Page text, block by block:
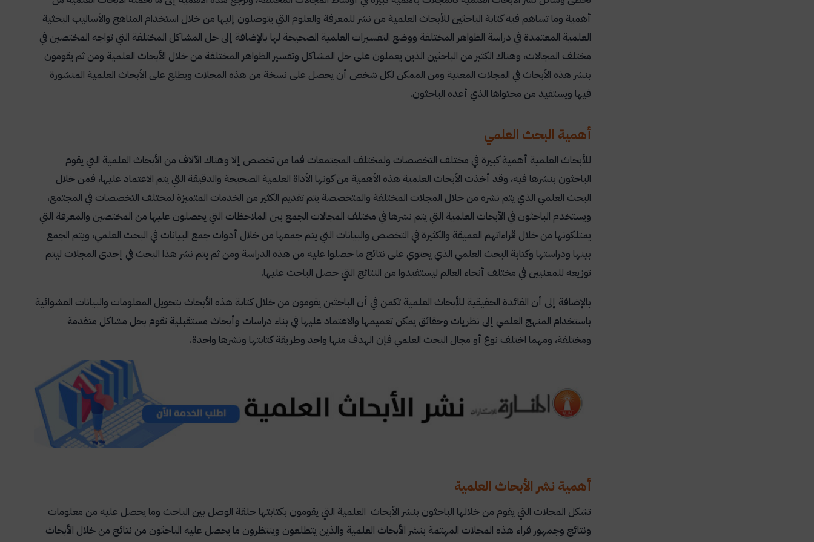
أهمية وما تساهم فيه كتابة الباحثين للأبحاث العلمية من نشر للمعرفة والعلوم التي يتوصلون إليها من خلال استخدام المناهج والأساليب البحثية
العلمية المعتمدة في دراسة الظواهر المختلفة ووضع التفسيرات العلمية الصحيحة لها بالإضافة إلى حل المشاكل المختلفة التي تواجه المختصين في
مختلف المجالات، وهناك الكثير من الباحثين الذين يعملون على حل المشاكل وتفسير الظواهر المختلفة من خلال الأبحاث العلمية ومن ثم يقومون
بنشر هذه الأبحاث في المجلات المعنية ومن الممكن لكل شخص أن يحصل على نسخة من هذه المجلات ويطلع على الأبحاث العلمية المنشورة
فيها ويستفيد من محتواها الذي أعده الباحثون.
أهمية البحث العلمي
للأبحاث العلمية أهمية كبيرة في مختلف التخصصات ولمختلف المجتمعات فما من تخصص إلا وهناك الآلاف من الأبحاث العلمية التي يقوم
الباحثون بنشرها فيه، وقد أخذت الأبحاث العلمية هذه الأهمية من كونها الأداة العلمية الصحيحة والدقيقة التي يتم الاعتماد عليها، فمن خلال
البحث العلمي الذي يتم نشره من خلال المجلات المختلفة والمتخصصة يتم تقديم الكثير من الخدمات المتميزة لمختلف التخصصات في المجتمع،
ويستخدم الباحثون في الأبحاث العلمية التي يتم نشرها في مختلف المجالات الجمع بين الملاحظات التي يحصلون عليها من المختصين والمعرفة التي
يمتلكونها من خلال قراءاتهم العميقة والكثيرة في التخصص والبيانات التي يتم جمعها من خلال أدوات جمع البيانات في البحث العلمي، ويتم الجمع
بينها ودراستها وكتابة البحث العلمي الذي يحتوي على نتائج ما حصلوا عليه من هذه الدراسة ومن ثم يتم نشر هذا البحث في إحدى المجلات ليتم
توزيعه للمعنيين في مختلف أنحاء العالم ليستفيدوا من النتائج التي حصل الباحث عليها.
بالإضافة إلى أن الفائدة الحقيقية للأبحاث العلمية تكمن في أن الباحثين يقومون من خلال كتابة هذه الأبحاث بتحويل المعلومات والبيانات العشوائية
باستخدام المنهج العلمي إلى نظريات وحقائق يمكن تعميمها والاعتماد عليها في بناء دراسات وأبحاث مستقبلية تقوم بحل مشاكل متقدمة
ومختلفة، ومهما اختلف نوع أو مجال البحث العلمي فإن الهدف منها واحد وطريقة كتابتها ونشرها واحدة.
أهمية نشر الأبحاث العلمية
تشكل المجلات التي يقوم من خلالها الباحثون بنشر الأبحاث العلمية التي يقومون بكتابتها حلقة الوصل بين الباحث وما يحصل عليه من معلومات
ونتائج وجمهور قراء هذه المجلات المهتمة بنشر الأبحاث العلمية والذين يتطلعون وينتظرون ما يحصل عليه الباحثون من نتائج من خلال الأبحاث